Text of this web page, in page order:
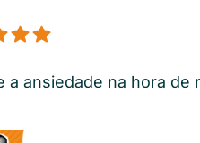
ansiedade na hora de